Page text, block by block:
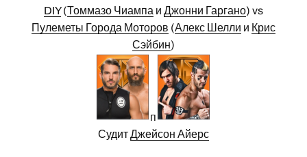
DIY(Томмазо Чиампа и Джонни Гаргано) vs
Пулеметы Города Моторов (Алекс Шелли и Крис
Сэйбин)
п
СудитДжейсон Айерс